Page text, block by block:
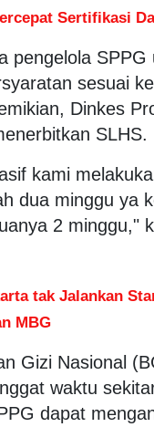
Sertifikasi
pengelola SPPG
sesuai
Dinkes
SLHS.
kami
dua minggu ya
2 minggu,"
tak Jalankan
MBG
Gizi Nasional
waktu
dapat